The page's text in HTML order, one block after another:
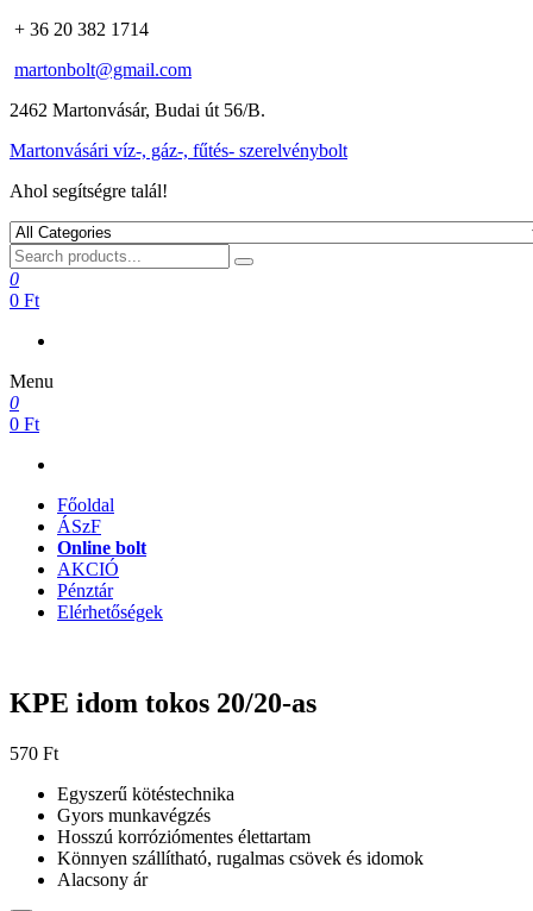
+ 36 20 382 1714
martonbolt@gmail.com
2462 Martonvásár, Budai út 56/B.
Martonvásári víz-, gáz-, fűtés- szerelvénybolt
Ahol segítségre talál!
0
0 Ft
Menu
0
0 Ft
Főoldal
ÁSzF
Online bolt
AKCIÓ
Pénztár
Elérhetőségek
KPE idom tokos 20/20-as
570 Ft
Egyszerű kötéstechnika
Gyors munkavégzés
Hosszú korróziómentes élettartam
Könnyen szállítható, rugalmas csövek és idomok
Alacsony ár